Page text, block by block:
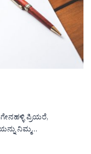
ಪ್ರಿಯರೆ,
ನಿಮ್ಮ…